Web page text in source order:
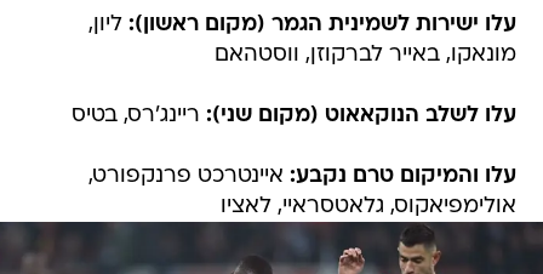
עלו ישירות לשמינית הגמר (מקום ראשון): ליון,
מונאקו, באייר לברקוזן, ווסטהאם
עלו לשלב הנוקאאוט (מקום שני): ריינג'רס, בטיס
עלו והמיקום טרם נקבע: איינטרכט פרנקפורט,
אולימפיאקוס, גלאטסראיי, לאציו